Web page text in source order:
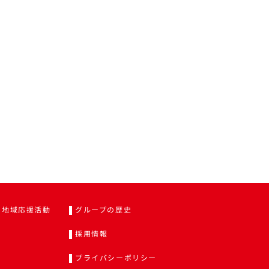
地域応援活動 グループの歴史
採用情報
プライバシーポリシー